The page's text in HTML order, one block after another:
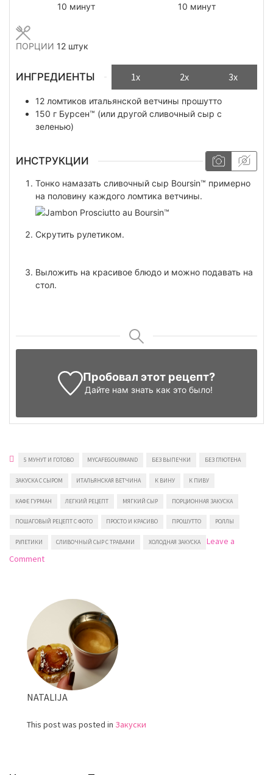
10 минуты
минут
10 минуты
минут
ПОРЦИИ 12 штук
ИНГРЕДИЕНТЫ 1x 2x 3x
12 ломтиков итальянской ветчины прошутто
150 г Бурсен™ (или другой сливочный сыр с
зеленью)
ИНСТРУКЦИИ
Тонко намазать сливочный сыр Boursin™ примерно
на половину каждого ломтика ветчины.
Скрутить рулетиком.
Выложить на красивое блюдо и можно подавать на
стол.
Пробовал этот рецепт?
Дайте нам знать как это было!
5 МУНУТ И ГОТОВО MYCAFEGOURMAND БЕЗ ВЫПЕЧКИ БЕЗ ГЛЮТЕНА
ЗАКУСКА С СЫРОМ ИТАЛЬЯНСКАЯ ВЕТЧИНА К ВИНУ К ПИВУ
КАФЕ ГУРМАН ЛЕГКИЙ РЕЦЕПТ МЯГКИЙ СЫР ПОРЦИОННАЯ ЗАКУСКА
ПОШАГОВЫЙ РЕЦЕПТ С ФОТО ПРОСТО И КРАСИВО ПРОШУТТО РОЛЛЫ
РУЛЕТИКИ СЛИВОЧНЫЙ СЫР С ТРАВАМИ ХОЛОДНАЯ ЗАКУСКА
Leave a
Commenton
и
Бурсен
(Boursin™)
NATALIJA
This post was posted in Закуски